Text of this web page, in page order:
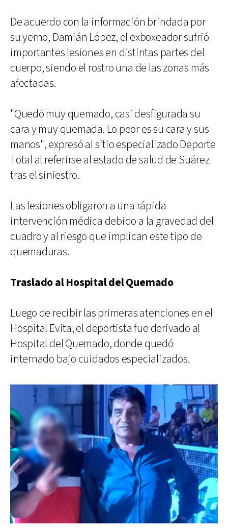
De acuerdo con la información brindada por
su yerno, Damián López, el exboxeador sufrió
importantes lesiones en distintas partes del
cuerpo, siendo el rostro una de las zonas más
afectadas.
"Quedó muy quemado, casi desfigurada su
cara y muy quemada. Lo peor es su cara y sus
manos", expresó al sitio especializado Deporte
Total al referirse al estado de salud de Suárez
tras el siniestro.
Las lesiones obligaron a una rápida
intervención médica debido a la gravedad del
cuadro y al riesgo que implican este tipo de
quemaduras.
Traslado al Hospital del Quemado
Luego de recibir las primeras atenciones en el
Hospital Evita, el deportista fue derivado al
Hospital del Quemado, donde quedó
internado bajo cuidados especializados.